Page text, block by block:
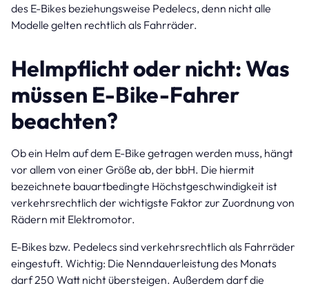
des E-Bikes beziehungsweise Pedelecs, denn nicht alle
Modelle gelten rechtlich als Fahrräder.
Helmpflicht oder nicht: Was
müssen E-Bike-Fahrer
beachten?
Ob ein Helm auf dem E-Bike getragen werden muss, hängt
vor allem von einer Größe ab, der bbH. Die hiermit
bezeichnete bauartbedingte Höchstgeschwindigkeit ist
verkehrsrechtlich der wichtigste Faktor zur Zuordnung von
Rädern mit Elektromotor.
E-Bikes bzw. Pedelecs sind verkehrsrechtlich als Fahrräder
eingestuft. Wichtig: Die Nenndauerleistung des Monats
darf 250 Watt nicht übersteigen. Außerdem darf die